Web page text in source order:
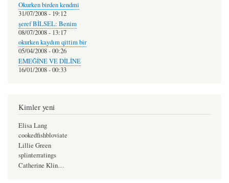
Okurken birden kendmi
31/07/2008 - 19:12
şeref BİLSEL: Benim
08/07/2008 - 13:17
okurken kaydım qittim bir
05/04/2008 - 00:26
EMEĞİNE VE DİLİNE
16/01/2008 - 00:33
Kimler yeni
Elisa Lang
cookedfishbloviate
Lillie Green
splinterratings
Catherine Klin…